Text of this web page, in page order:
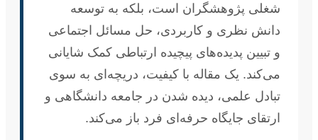
شغلی پژوهشگران است، بلکه به توسعه
دانش نظری و کاربردی، حل مسائل اجتماعی
و تبیین پدیده‌های پیچیده ارتباطی کمک شایانی
می‌کند. یک مقاله با کیفیت، دریچه‌ای به سوی
تبادل علمی، دیده شدن در جامعه دانشگاهی و
ارتقای جایگاه حرفه‌ای فرد باز می‌کند.